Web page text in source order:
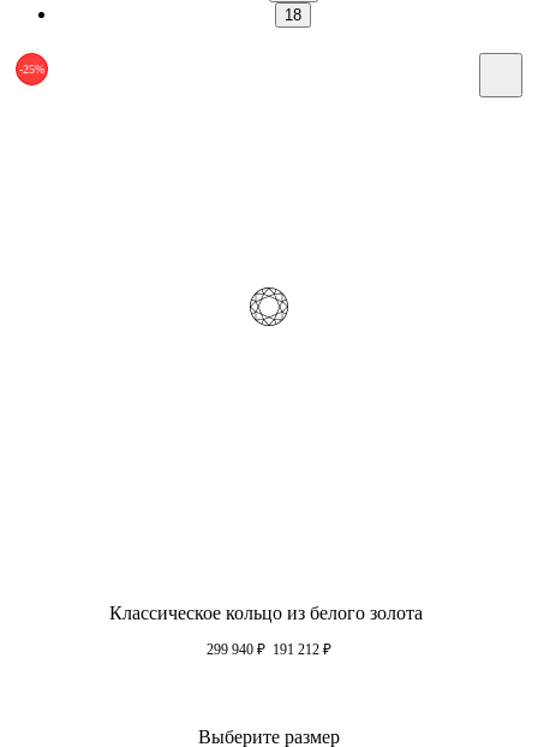
18
-25%
Классическое кольцо из белого золота
299 940 ₽ 191 212 ₽
Выберите размер